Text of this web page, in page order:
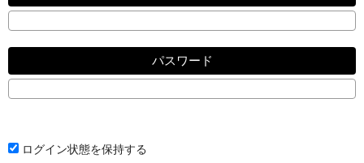
パスワード
ログイン状態を保持する